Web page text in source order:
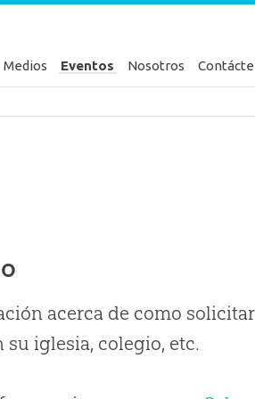
Medios Eventos Nosotros
acerca de como
su iglesia, colegio, etc.